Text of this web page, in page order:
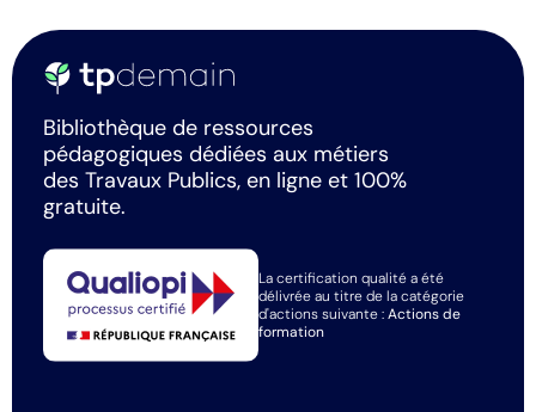
Bibliothèque de ressources
pédagogiques dédiées aux métiers
des Travaux Publics, en ligne et 100%
gratuite.
La certification qualité a été
délivrée au titre de la catégorie
d'actions suivante :Actions de
formation